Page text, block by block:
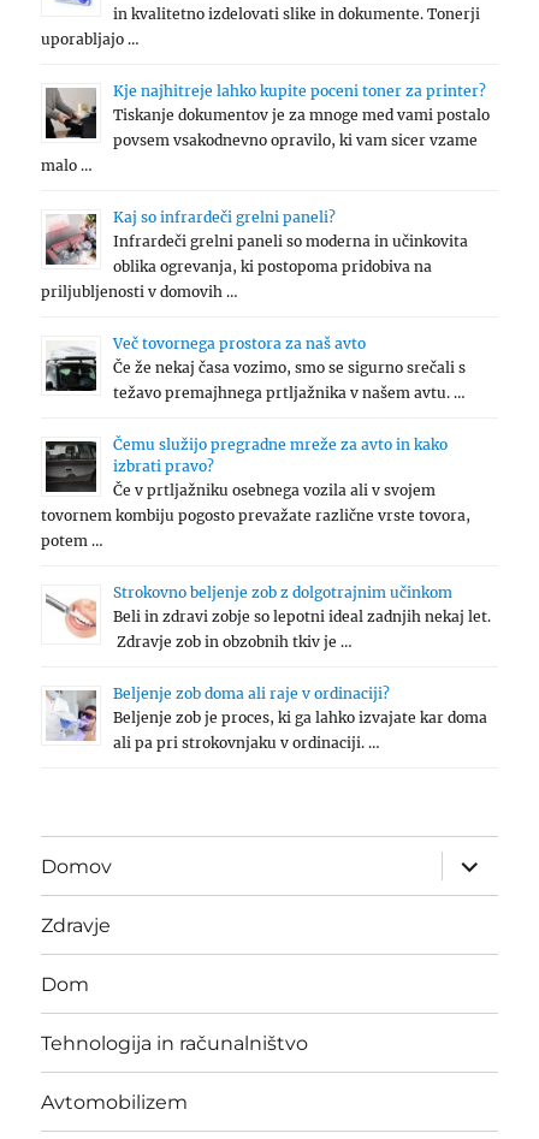
in kvalitetno izdelovati slike in dokumente. Tonerji
uporabljajo …
Kje najhitreje lahko kupite poceni toner za printer?
Tiskanje dokumentov je za mnoge med vami postalo
povsem vsakodnevno opravilo, ki vam sicer vzame
malo …
Kaj so infrardeči grelni paneli?
Infrardeči grelni paneli so moderna in učinkovita
oblika ogrevanja, ki postopoma pridobiva na
priljubljenosti v domovih …
Več tovornega prostora za naš avto
Če že nekaj časa vozimo, smo se sigurno srečali s
težavo premajhnega prtljažnika v našem avtu. …
Čemu služijo pregradne mreže za avto in kako
izbrati pravo?
Če v prtljažniku osebnega vozila ali v svojem
tovornem kombiju pogosto prevažate različne vrste tovora,
potem …
Strokovno beljenje zob z dolgotrajnim učinkom
Beli in zdravi zobje so lepotni ideal zadnjih nekaj let.
Zdravje zob in obzobnih tkiv je …
Beljenje zob doma ali raje v ordinaciji?
Beljenje zob je proces, ki ga lahko izvajate kar doma
ali pa pri strokovnjaku v ordinaciji. …
Domov
expand
child
menu
Zdravje
Dom
Tehnologija in računalništvo
Avtomobilizem